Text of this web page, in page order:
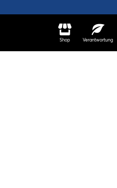
Shop Verantwortung